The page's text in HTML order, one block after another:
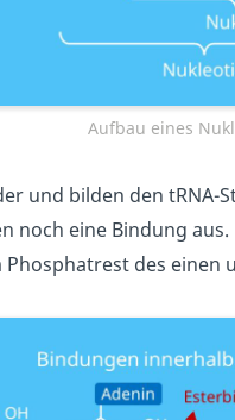
Aufbau eines
und bilden den
noch eine Bindung
des